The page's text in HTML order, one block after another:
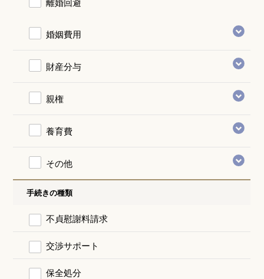
婚姻費用
財産分与
親権
養育費
その他
手続きの種類
不貞慰謝料請求
交渉サポート
保全処分